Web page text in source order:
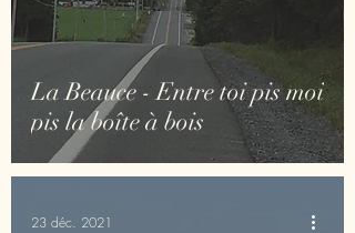
La Beauce - Entre toi pis moi
pis la boîte à bois
23 déc. 2021